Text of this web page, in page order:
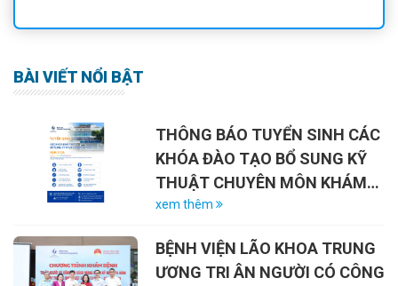
BÀI VIẾT NỔI BẬT
THÔNG BÁO TUYỂN SINH CÁC
KHÓA ĐÀO TẠO BỔ SUNG KỸ
THUẬT CHUYÊN MÔN KHÁM
CHỮA BỆNH NĂM 2026
xem thêm
BỆNH VIỆN LÃO KHOA TRUNG
ƯƠNG TRI ÂN NGƯỜI CÓ CÔNG